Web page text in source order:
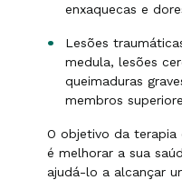
enxaquecas e
Lesões
medula, lesões
queimaduras
membros
O objetivo da
é melhorar a sua
ajudá-lo a alcançar